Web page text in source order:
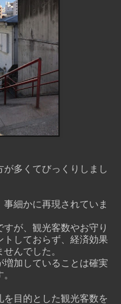
が多くてびっくりしまし
細かに再現されていま
が、観光客数やお守り
トしておらず、経済効果
んでした。
増加していることは確実
目的とした観光客数を